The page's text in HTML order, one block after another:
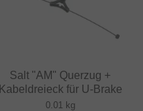
Salt "AM" Querzug +
Kabeldreieck für U-Brake
0.01 kg